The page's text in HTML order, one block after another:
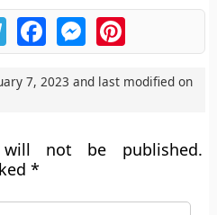
TelegramFacebookMessengerPinterest
7, 2023 and last modified on
not be published.
*